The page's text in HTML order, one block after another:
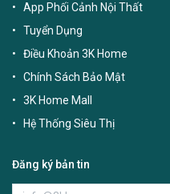
App Phối Cảnh Nội Thất
Tuyển Dụng
Điều Khoản 3K Home
Chính Sách Bảo Mật
3K Home Mall
Hệ Thống Siêu Thị
Đăng ký bản tin